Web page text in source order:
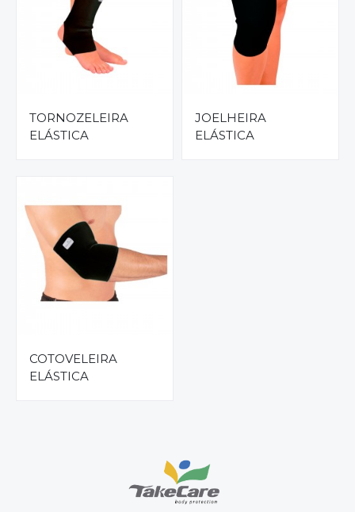
TORNOZELEIRA
ELÁSTICA
JOELHEIRA
ELÁSTICA
COTOVELEIRA
ELÁSTICA